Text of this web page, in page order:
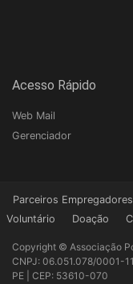
Acesso Rápido
Web Mail
Gerenciador
Parceiros Empregadores
Voluntário
Doação
Copyright © Associação
CNPJ: 06.051.078/0001-
PE | CEP: 53610-070